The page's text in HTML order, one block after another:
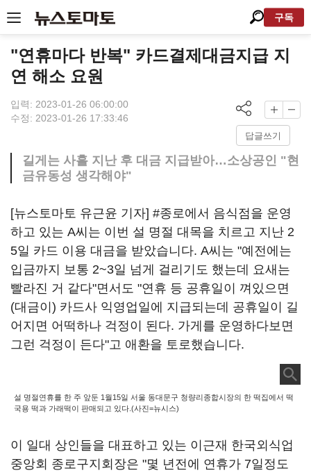
구독
"연휴마다 반복" 카드결제대금지급 지
연 해소 요원
입력: 2023-01-26 06:00:00
수정: 2023-01-26 17:33:46
답글쓰기
길게는 사흘 지난 후 대금 지급받아…소상공인 "현
금유동성 생각해야"
[뉴스토마토 유근윤 기자] #종로에서 음식점을 운영
하고 있는 A씨는 이번 설 명절 대목을 치르고 지난 2
5일 카드 이용 대금을 받았습니다. A씨는 "예전에는
입금까지 보통 2~3일 넘게 걸리기도 했는데 요새는
빨라진 거 같다"면서도 "연휴 등 공휴일이 껴있으면
(대금이) 카드사 익영업일에 지급되는데 공휴일이 길
어지면 어떡하나 걱정이 된다. 가게를 운영하다보면
그런 걱정이 든다"고 애환을 토로했습니다.
설 명절연휴를 한 주 앞둔 1월15일 서울 동대문구 청량리종합시장의 한 떡집에서 떡
국용 떡과 가래떡이 판매되고 있다.(사진=뉴시스)
이 일대 상인들을 대표하고 있는 이근재 한국외식업
중앙회 종로구지회장은 "몇 년전에 연휴가 7일정도